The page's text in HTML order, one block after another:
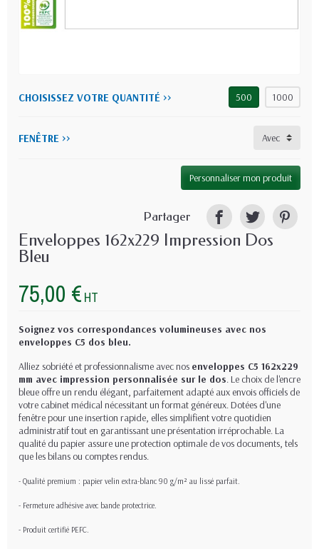
CHOISISSEZ VOTRE QUANTITÉ >> 500 1000
FENÊTRE >>
Personnaliser mon produit
Partager
Enveloppes 162x229 Impression Dos
Bleu
75,00 € HT
Soignez vos correspondances volumineuses avec nos
enveloppes C5 dos bleu.
Alliez sobriété et professionnalisme avec nos enveloppes C5 162x229
mm avec impression personnalisée sur le dos. Le choix de l'encre
bleue offre un rendu élégant, parfaitement adapté aux envois officiels de
votre cabinet médical nécessitant un format généreux. Dotées d'une
fenêtre pour une insertion rapide, elles simplifient votre quotidien
administratif tout en garantissant une présentation irréprochable. La
qualité du papier assure une protection optimale de vos documents, tels
que les bilans ou comptes rendus.
- Qualité premium : papier velin extra-blanc 90 g/m² au lissé parfait.
- Fermeture adhésive avec bande protectrice.
- Produit certifié PEFC.